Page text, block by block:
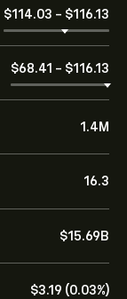
‎$‎114.03 - ‎$‎116.13
‎$‎68.41 - ‎$‎116.13
1.4M
16.3
‎$‎15.69B
‎$‎3.19 (0.03%)